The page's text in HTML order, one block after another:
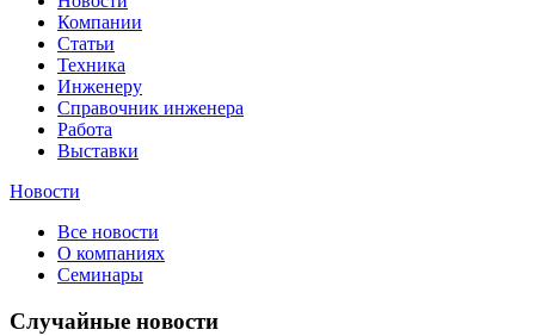
Компании
Статьи
Техника
Инженеру
Справочник инженера
Работа
Выставки
Новости
Все новости
О компаниях
Семинары
Случайные новости